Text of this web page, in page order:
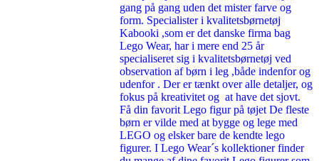
gang på gang uden det mister farve og
form. Specialister i kvalitetsbørnetøj
Kabooki ,som er det danske firma bag
Lego Wear, har i mere end 25 år
specialiseret sig i kvalitetsbørnetøj ved
observation af børn i leg ,både indenfor og
udenfor . Der er tænkt over alle detaljer, og
fokus på kreativitet og at have det sjovt.
Få din favorit Lego figur på tøjet De fleste
børn er vilde med at bygge og lege med
LEGO og elsker bare de kendte lego
figurer. I Lego Wear´s kollektioner finder